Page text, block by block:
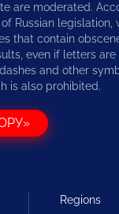
are moderated.
Russian legislation,
that contain
even if letters are
and other
is also prohibited.
Regions